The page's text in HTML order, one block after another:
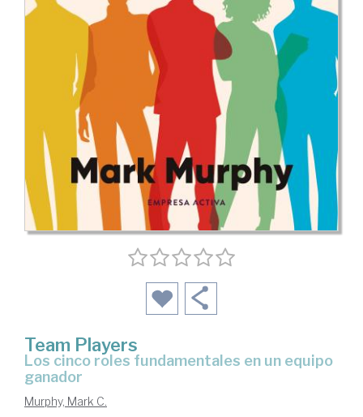
Team Players
Los cinco roles fundamentales en un equipo
ganador
Murphy, Mark C.